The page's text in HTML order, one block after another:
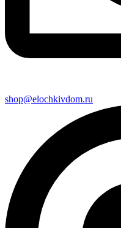
shop@elochkivdom.ru